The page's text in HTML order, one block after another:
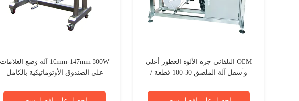
10mm-147mm 800W آلة وضع العلامات
على الصندوق الأوتوماتيكية بالكامل
OEM التلقائي جرة الألوة العطور أعلى
وأسفل آلة الملصق 30-100 قطعة /